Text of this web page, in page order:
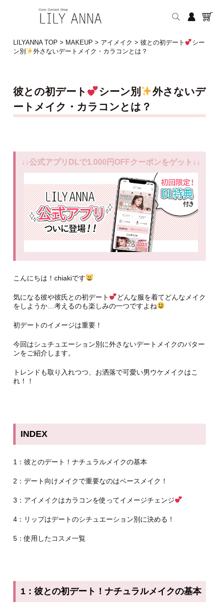
LILYANNA TOP > MAKEUP > アイメイク > 彼との初デート
シー
ン別
外さないデートメイク・カラコンとは？
彼との初デート シーン別
外さないデ
ートメイク・カラコンとは？
↓↓公式アプリDLで1.000円OFFクーポンをゲット↓↓
こんにちは！chiakiです
気になる彼や彼氏との初デート
どんな服を着てどんなメイク
をしようか…考えるのも楽しみの一つですよね
初デートのイメージは重要！
今回はシュチュエーション別に外さないデートメイクのパター
ンをご紹介します。
トレンドも取り入れつつ、お洒落で可愛い男ウケメイクはこ
れ！！
INDEX
1：彼とのデート！ナチュラルメイクの基本
2：デート向けメイクで重要なのはベースメイク！
3：アイメイクはカラコンを使ってイメージチェンジ
4：リップはデートのシチュエーション別に決める！
5：使用したコスメ一覧
1：彼との初デート！ナチュラルメイクの基本